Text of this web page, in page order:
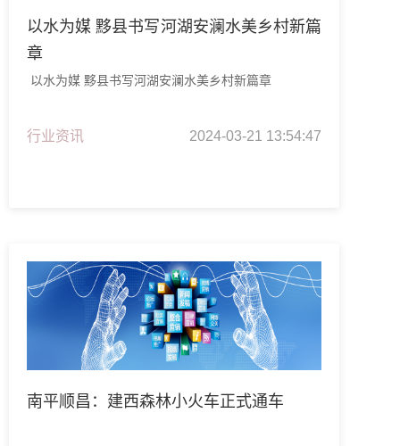
以水为媒 黟县书写河湖安澜水美乡村新篇
章
以水为媒 黟县书写河湖安澜水美乡村新篇章
行业资讯 2024-03-21 13:54:47
南平顺昌：建西森林小火车正式通车